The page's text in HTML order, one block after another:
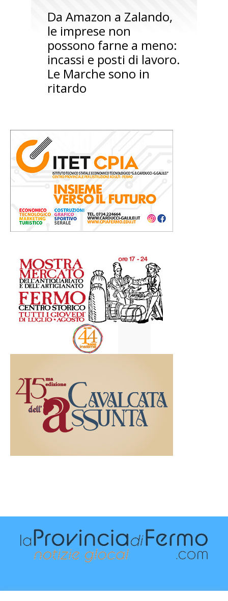
Da Amazon a Zalando,
le imprese non
possono farne a meno:
incassi e posti di lavoro.
Le Marche sono in
ritardo